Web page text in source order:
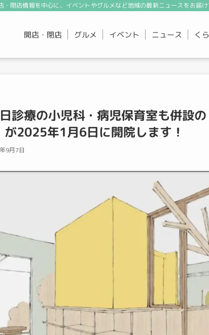
閉店情報を中心に、イベントやグルメなど地域の最新ニュースをお
開店・閉店 グルメ イベント ニュース く
診療の小児科・病児保育室も併設
が2025年1月6日に開院します！
9月7日